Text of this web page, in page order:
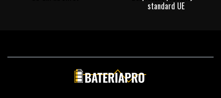
Toshiba Satellite C670
Toshiba Satellite C670D
Toshiba Satellite C675
standard UE